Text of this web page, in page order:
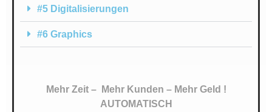
#5 Digitalisierungen
#6 Graphics
Mehr Zeit – Mehr Kunden – Mehr Geld !
AUTOMATISCH